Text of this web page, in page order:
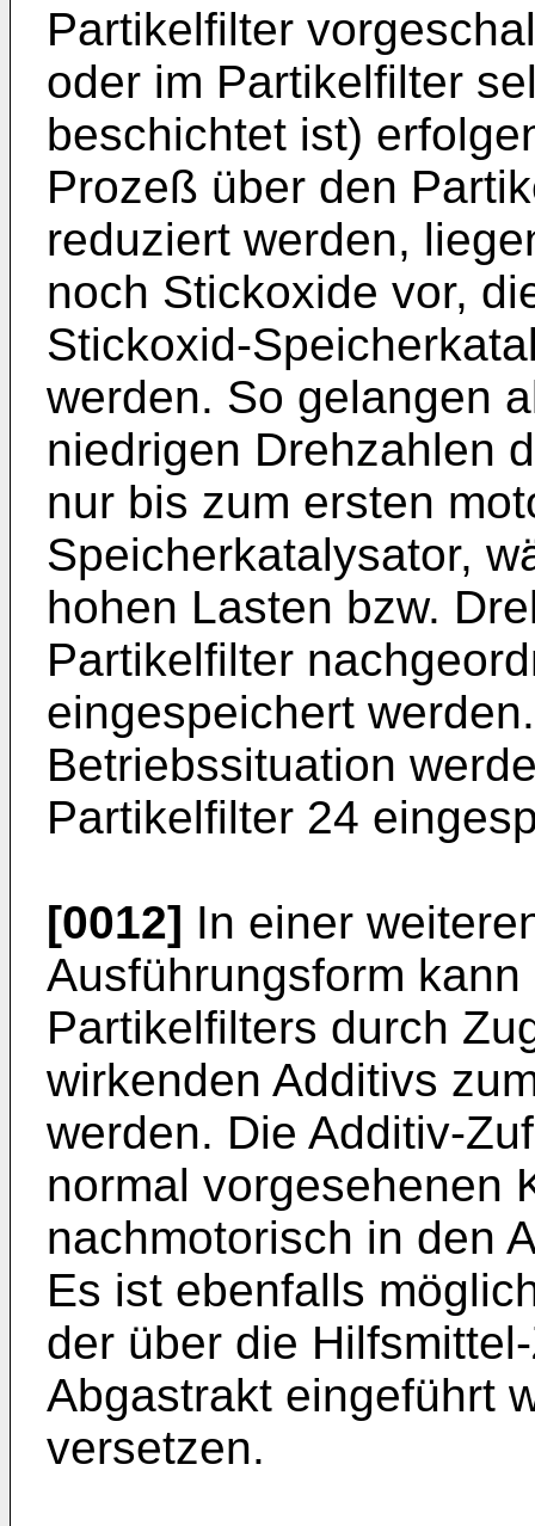
Partikelfilter
oder im Partikelfilter
beschichtet ist)
Prozeß über den
reduziert werden,
noch Stickoxide vor,
Stickoxid-
werden. So gelangen
niedrigen Drehzahlen
nur bis zum ersten
Speicherkatalysator,
hohen Lasten bzw.
Partikelfilter
eingespeichert
Betriebssituation
Partikelfilter 24
[0012] In einer
Ausführungsform
Partikelfilters durch
wirkenden Additivs
werden. Die Additiv-
normal vorgesehenen
nachmotorisch in den
Es ist ebenfalls
der über die
Abgastrakt eingeführt
versetzen.